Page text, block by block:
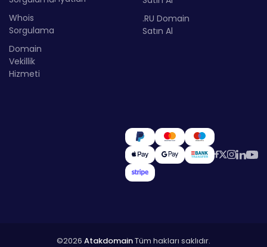
Whois
Sorgulama
Domain
Vekillik
Hizmeti
.RU Domain
Satın Al
©2026 AtakdomainTüm hakları saklıdır.